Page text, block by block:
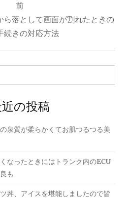
前
ら落として画面が割れたときの
続きの対応方法
の投稿
泉質が柔らかくてお肌つるつる美
なったときにはトランク内のECU
も
丼、アイスを堪能しましたので皆